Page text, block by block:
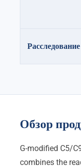
Расследование
Обзор
G-modified C5/
combines the